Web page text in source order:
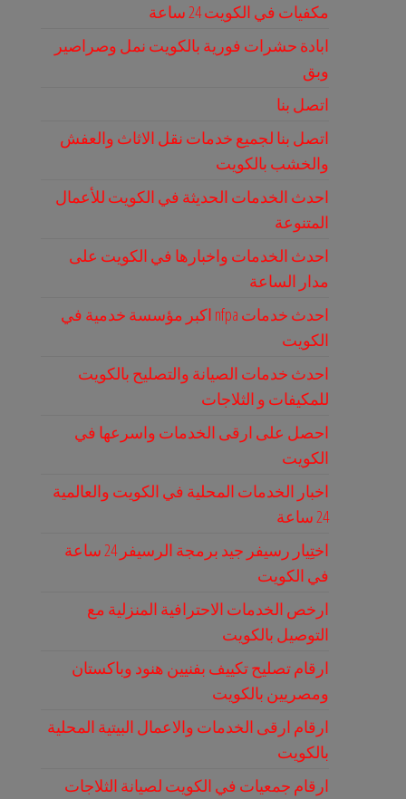
مكفيات في الكويت 24 ساعة
ابادة حشرات فورية بالكويت نمل وصراصير
وبق
اتصل بنا
اتصل بنا لجميع خدمات نقل الاثاث والعفش
والخشب بالكويت
احدث الخدمات الحديثة في الكويت للأعمال
المتنوعة
احدث الخدمات واخبارها في الكويت على
مدار الساعة
احدث خدمات nfpa اكبر مؤسسة خدمية في
الكويت
احدث خدمات الصيانة والتصليح بالكويت
للمكيفات و الثلاجات
احصل على ارقى الخدمات واسرعها في
الكويت
اخبار الخدمات المحلية في الكويت والعالمية
24 ساعة
اختِيار رسيفر جيد برمجة الرسيفر 24 ساعة
في الكويت
ارخص الخدمات الاحترافية المنزلية مع
التوصيل بالكويت
ارقام تصليح تكييف بفنيين هنود وباكستان
ومصريين بالكويت
ارقام ارقى الخدمات والاعمال البيتية المحلية
بالكويت
ارقام جمعيات في الكويت لصيانة الثلاجات